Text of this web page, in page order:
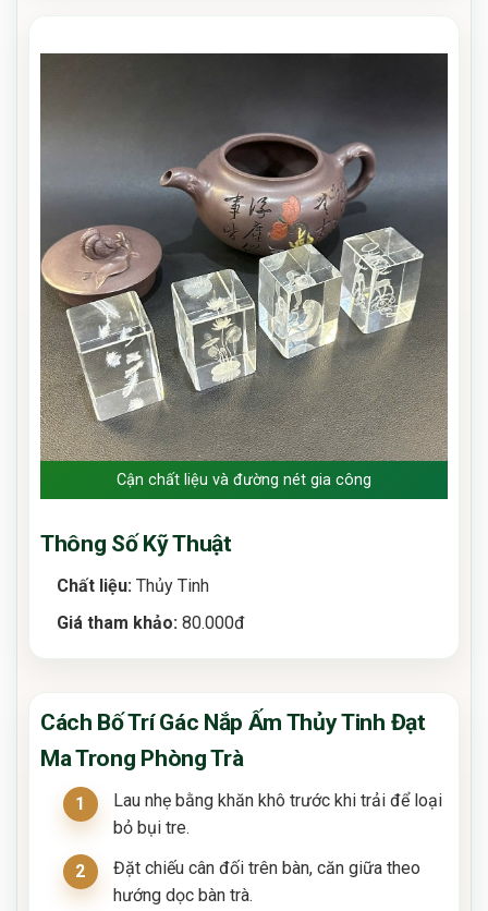
Cận chất liệu và đường nét gia công
Thông Số Kỹ Thuật
Chất liệu: Thủy Tinh
Giá tham khảo: 80.000đ
Cách Bố Trí Gác Nắp Ấm Thủy Tinh Đạt
Ma Trong Phòng Trà
Lau nhẹ bằng khăn khô trước khi trải để loại
bỏ bụi tre.
Đặt chiếu cân đối trên bàn, căn giữa theo
hướng dọc bàn trà.